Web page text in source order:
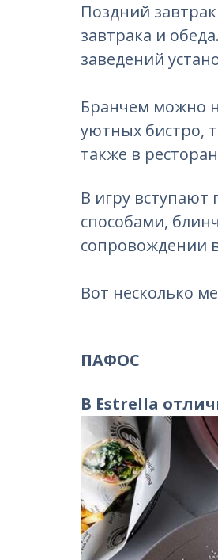
Поздний
завтрака и
заведений
Бранчем можно
уютных бистро,
также в
В игру
способами,
сопровождении
Вот несколько
ПАФОС
В Estrella